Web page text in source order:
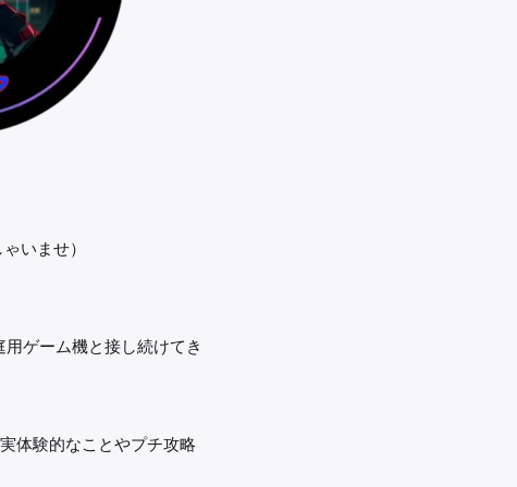
いませ）
ゲーム機と接し続けてき
体験的なことやプチ攻略